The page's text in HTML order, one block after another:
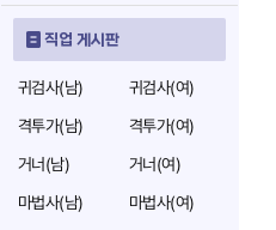
직업 게시판
귀검사(남)
귀검사(여)
격투가(남)
격투가(여)
거너(남)
거너(여)
마법사(남)
마법사(여)